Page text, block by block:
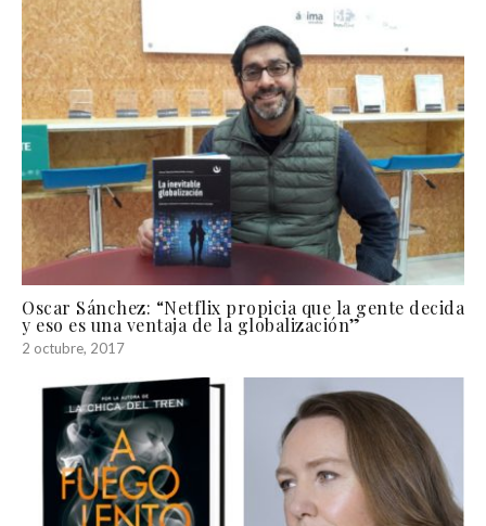
Oscar Sánchez: “Netflix propicia que la gente decida
y eso es una ventaja de la globalización”
2 octubre, 2017